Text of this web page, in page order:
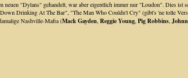
neuen "Dylans" gehandelt, war aber eigentlich immer nur "Loudon". Dies
Drinking At The Bar", "The Man Who Couldn't Cry" (gibt's 'ne tolle
Nashville-Mafia (Mack Gayden, Reggie Young, Pig Robbins,